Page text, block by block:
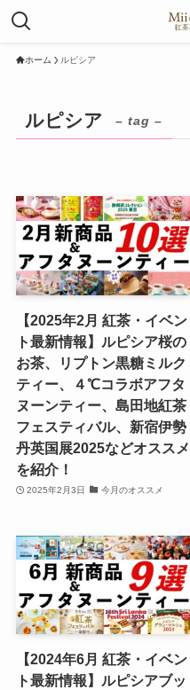
ホーム ルピシア
ルピシア – tag –
【2025年2月 紅茶・イベン
ト最新情報】ルピシア桜の
お茶、リプトン黒糖ミルク
ティー、４℃コラボアフタ
ヌーンティー、島田地紅茶
フェスティバル、新宿伊勢
丹英国展2025などオススメ
を紹介！
2025年2月3日 今月のオススメ
【2024年6月 紅茶・イベン
ト最新情報】ルピシアブッ